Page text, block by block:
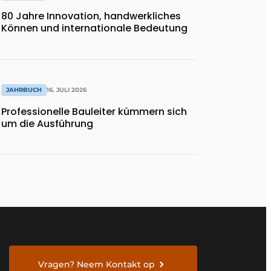
80 Jahre Innovation, handwerkliches
Können und internationale Bedeutung
JAHRBUCH 16. JULI 2026
Professionelle Bauleiter kümmern sich
um die Ausführung
Vragen? Neem Kontakt op